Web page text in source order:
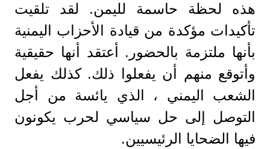
هذه لحظة حاسمة لليمن. لقد تلقيت
تأكيدات مؤكدة من قيادة الأحزاب اليمنية
بأنها ملتزمة بالحضور. أعتقد أنها حقيقية
وأتوقع منهم أن يفعلوا ذلك. كذلك يفعل
الشعب اليمني ، الذي يائسة من أجل
التوصل إلى حل سياسي لحرب يكونون
فيها الضحايا الرئيسيين.